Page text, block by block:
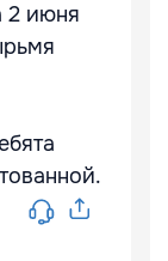
2 июня